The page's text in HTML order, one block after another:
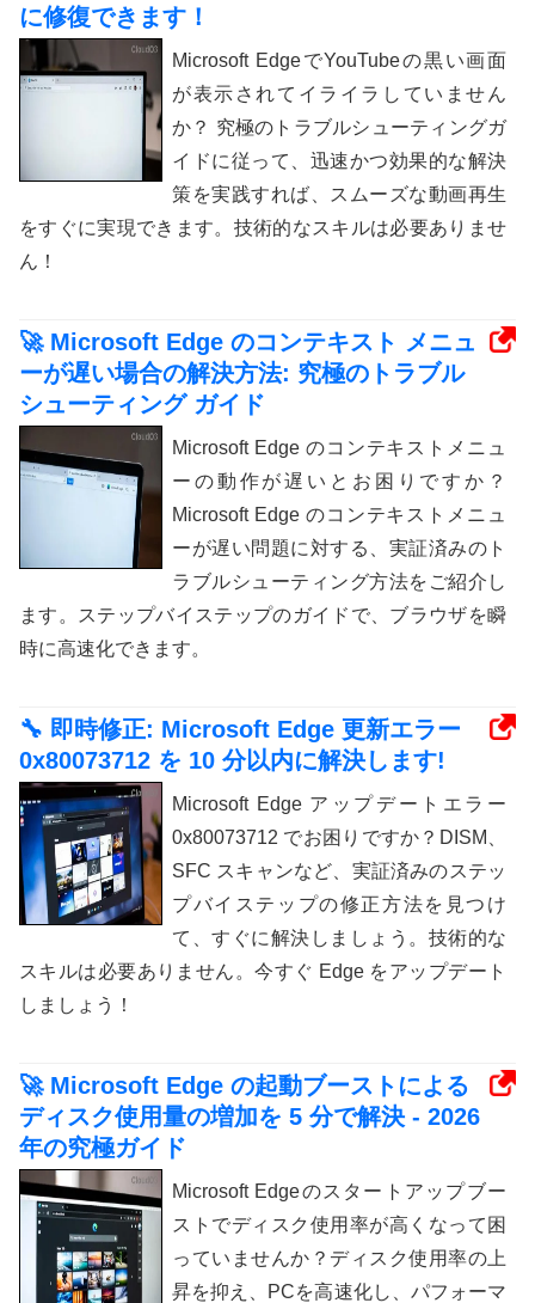
に修復できます！
Microsoft EdgeでYouTubeの黒い画面
が表示されてイライラしていません
か？ 究極のトラブルシューティングガ
イドに従って、迅速かつ効果的な解決
策を実践すれば、スムーズな動画再生
をすぐに実現できます。技術的なスキルは必要ありませ
ん！
🚀 Microsoft Edge のコンテキスト メニュ
ーが遅い場合の解決方法: 究極のトラブル
シューティング ガイド
Microsoft Edge のコンテキストメニュ
ーの動作が遅いとお困りですか？
Microsoft Edge のコンテキストメニュ
ーが遅い問題に対する、実証済みのト
ラブルシューティング方法をご紹介し
ます。ステップバイステップのガイドで、ブラウザを瞬
時に高速化できます。
🔧 即時修正: Microsoft Edge 更新エラー
0x80073712 を 10 分以内に解決します!
Microsoft Edge アップデートエラー
0x80073712 でお困りですか？DISM、
SFC スキャンなど、実証済みのステッ
プバイステップの修正方法を見つけ
て、すぐに解決しましょう。技術的な
スキルは必要ありません。今すぐ Edge をアップデート
しましょう！
🚀 Microsoft Edge の起動ブーストによる
ディスク使用量の増加を 5 分で解決 - 2026
年の究極ガイド
Microsoft Edgeのスタートアップブー
ストでディスク使用率が高くなって困
っていませんか？ディスク使用率の上
昇を抑え、PCを高速化し、パフォーマ